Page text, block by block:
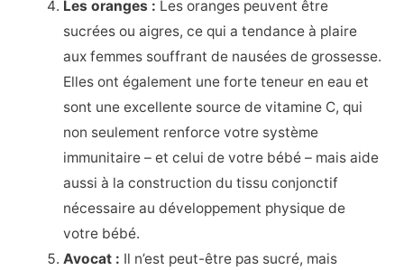
Les oranges : Les oranges peuvent être
sucrées ou aigres, ce qui a tendance à plaire
aux femmes souffrant de nausées de grossesse.
Elles ont également une forte teneur en eau et
sont une excellente source de vitamine C, qui
non seulement renforce votre système
immunitaire – et celui de votre bébé – mais aide
aussi à la construction du tissu conjonctif
nécessaire au développement physique de
votre bébé.
Avocat : Il n’est peut-être pas sucré, mais